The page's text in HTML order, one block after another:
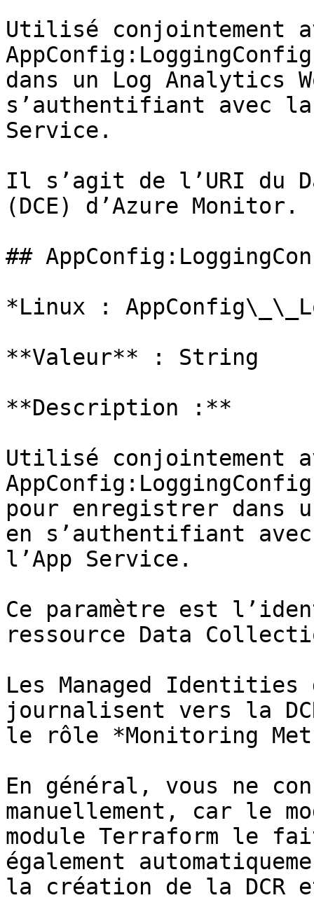
Utilisé conjointement
dans un Log Analytics
s’authentifiant avec la
Service.
Il s’agit de l’URI du
(DCE) d’Azure Monitor.
##
*Linux :
**Valeur** : String
**Description :**
Utilisé conjointement
pour enregistrer dans
en s’authentifiant
l’App Service.
Ce paramètre est
ressource Data
Les Managed Identities
journalisent vers la
le rôle *Monitoring
En général, vous ne
manuellement, car le
module Terraform le
également
la création de la DCR